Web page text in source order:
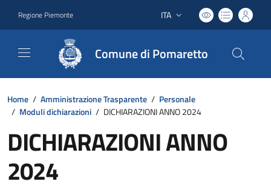
Regione Piemonte Lingua attiva:
ITA
Comune di Pomaretto
Home / Amministrazione Trasparente / Personale
/ Moduli dichiarazioni / DICHIARAZIONI ANNO 2024
DICHIARAZIONI ANNO
2024